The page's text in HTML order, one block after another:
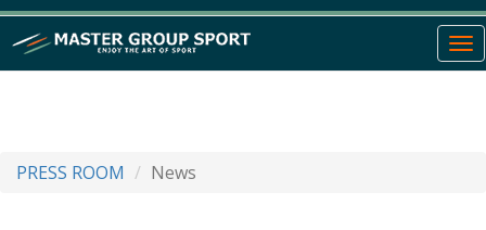
PRESS ROOM News